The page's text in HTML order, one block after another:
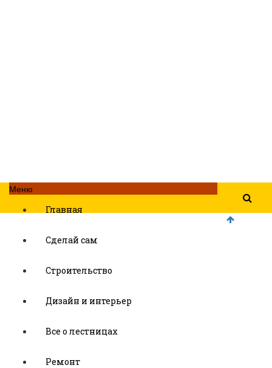
Меню
Главная
Сделай сам
Строительство
Дизайн и интерьер
Все о лестницах
Ремонт